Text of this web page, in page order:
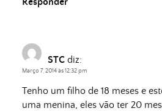
Responder
STC diz:
Março 7, 2014 às 12:32 pm
Tenho um filho de 18 meses e
uma menina, eles vão ter 20